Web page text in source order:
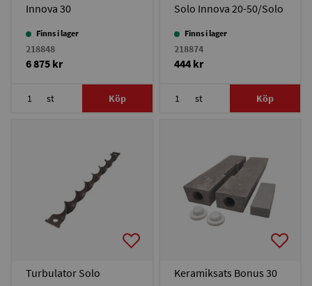
Innova 30
Finns i lager
218848
6 875 kr
st Köp
Solo Innova 20-50/Solo
Finns i lager
218874
444 kr
st Köp
Turbulator Solo
Keramiksats Bonus 30